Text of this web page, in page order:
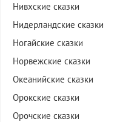
Нивхские сказки
Нидерландские сказки
Ногайские сказки
Норвежские сказки
Океанийские сказки
Орокские сказки
Орочские сказки